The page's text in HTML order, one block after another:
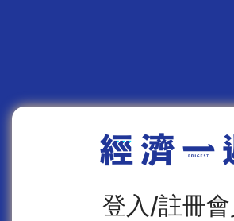
登入/註冊會